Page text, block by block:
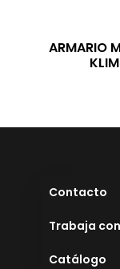
ARMARIO
Contacto
Trabaja
Catálogo